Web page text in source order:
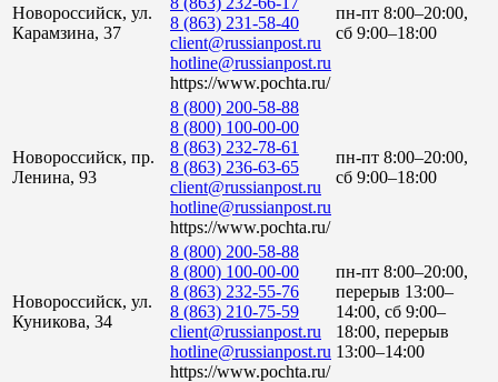
Новороссийск, ул.
Карамзина, 37
8 (863) 231-58-40
client@russianpost.ru
hotline@russianpost.ru
https://www.pochta.ru/
пн-пт 8:00–20:00,
сб 9:00–18:00
Новороссийск, пр.
Ленина, 93
8 (800) 200-58-88
8 (800) 100-00-00
8 (863) 232-78-61
8 (863) 236-63-65
client@russianpost.ru
hotline@russianpost.ru
https://www.pochta.ru/
пн-пт 8:00–20:00,
сб 9:00–18:00
Новороссийск, ул.
Куникова, 34
8 (800) 200-58-88
8 (800) 100-00-00
8 (863) 232-55-76
8 (863) 210-75-59
client@russianpost.ru
hotline@russianpost.ru
https://www.pochta.ru/
пн-пт 8:00–20:00,
перерыв 13:00–
14:00, сб 9:00–
18:00, перерыв
13:00–14:00